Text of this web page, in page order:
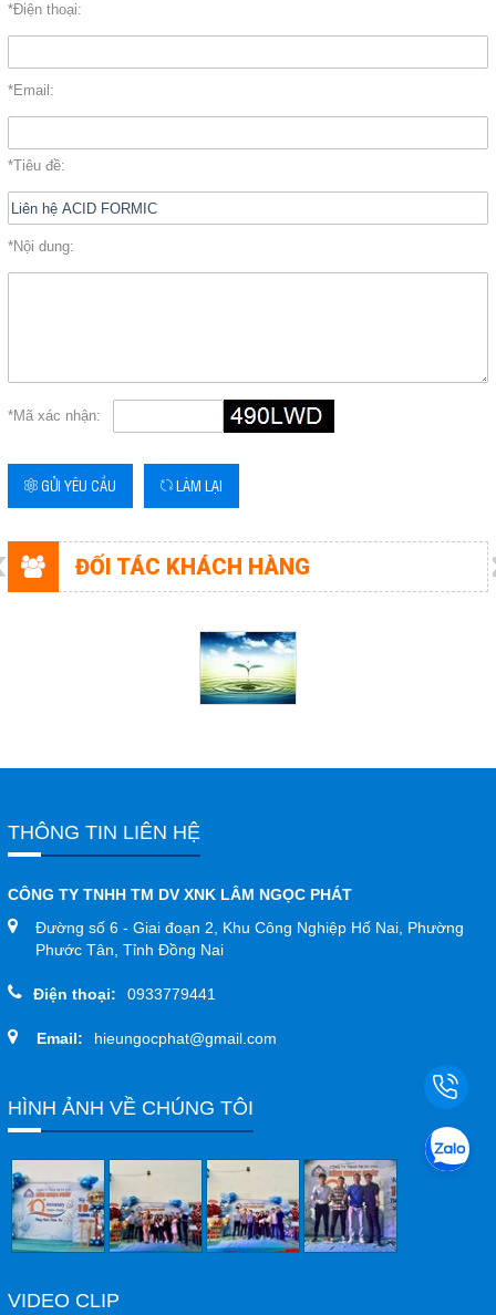
*Điện thoại:
*Email:
*Tiêu đề:
*Nội dung:
*Mã xác nhận:
GỬI YÊU CẦU LÀM LẠI
ĐỐI TÁC KHÁCH HÀNG
THÔNG TIN LIÊN HỆ
CÔNG TY TNHH TM DV XNK LÂM NGỌC PHÁT
Đường số 6 - Giai đoạn 2, Khu Công Nghiệp Hố Nai, Phường
Phước Tân, Tỉnh Đồng Nai
Điện thoại: 0933779441
Email: hieungocphat@gmail.com
HÌNH ẢNH VỀ CHÚNG TÔI
VIDEO CLIP
Google
Twitter
YouTube
LIÊN HỆ
Nhắn tin
Mail
COPYRIGHT 2017. ALL RIGHTS RESERVED